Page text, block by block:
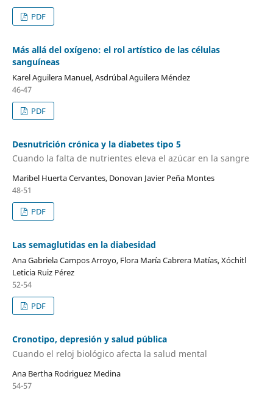
PDF
Más allá del oxígeno: el rol artístico de las células
sanguíneas
Karel Aguilera Manuel, Asdrúbal Aguilera Méndez
46-47
PDF
Desnutrición crónica y la diabetes tipo 5
Cuando la falta de nutrientes eleva el azúcar en la sangre
Maribel Huerta Cervantes, Donovan Javier Peña Montes
48-51
PDF
Las semaglutidas en la diabesidad
Ana Gabriela Campos Arroyo, Flora María Cabrera Matías, Xóchitl
Leticia Ruiz Pérez
52-54
PDF
Cronotipo, depresión y salud pública
Cuando el reloj biológico afecta la salud mental
Ana Bertha Rodriguez Medina
54-57